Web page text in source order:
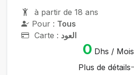
à partir de 18 ans
Pour : Tous
Carte : العود
0 Dhs / Mois
Plus de détails